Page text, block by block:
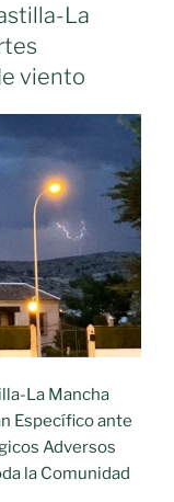
La
viento
La Mancha
Específico ante
Adversos
la Comunidad